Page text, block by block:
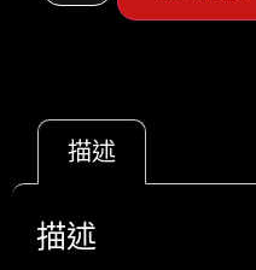
描述
描述